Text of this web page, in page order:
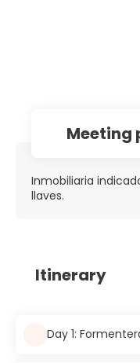
Meeting
Inmobiliaria
llaves.
Itinerary
Day 1: